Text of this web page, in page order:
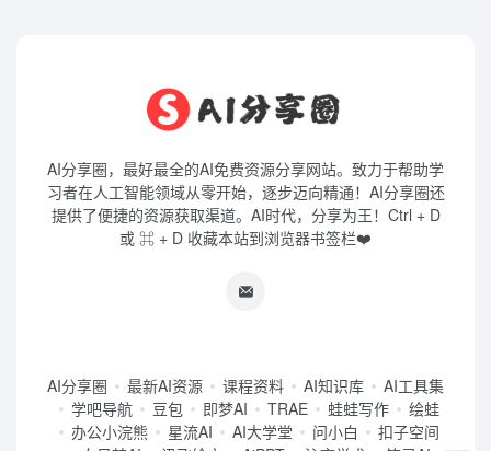
AI分享圈，最好最全的AI免费资源分享网站。致力于帮助学
习者在人工智能领域从零开始，逐步迈向精通！AI分享圈还
提供了便捷的资源获取渠道。AI时代，分享为王！Ctrl + D
或 ⌘ + D 收藏本站到浏览器书签栏❤️
AI分享圈 最新AI资源 课程资料 AI知识库
AI工具集
学吧导航
豆包 即梦AI TRAE 蛙蛙写作
绘蛙
办公小浣熊
星流AI AI大学堂 问小白
扣子空间